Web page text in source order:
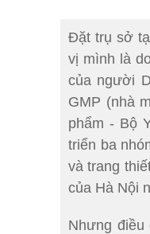
Đặt trụ sở
vị mình là
của người
GMP (nhà
phẩm - Bộ
triển ba
và trang
của Hà Nội
Nhưng điều